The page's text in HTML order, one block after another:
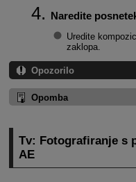
Naredite
Uredite
zaklopa.
Opozorilo
Opomba
Tv: Fotografiranje s
AE